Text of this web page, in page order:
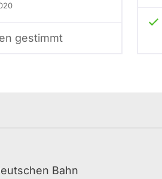
gestimmt
Bahn